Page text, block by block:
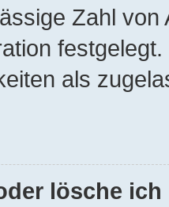
Zahl
als
lösche